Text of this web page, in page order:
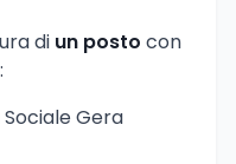
di un posto con
Sociale Gera